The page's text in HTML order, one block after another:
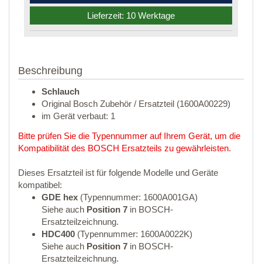
Lieferzeit: 10 Werktage
Beschreibung
Schlauch
Original Bosch Zubehör / Ersatzteil (1600A00229)
im Gerät verbaut: 1
Bitte prüfen Sie die Typennummer auf Ihrem Gerät, um die
Kompatibilität des BOSCH Ersatzteils zu gewährleisten.
Dieses Ersatzteil ist für folgende Modelle und Geräte
kompatibel:
GDE hex (Typennummer: 1600A001GA)
Siehe auch Position 7 in BOSCH-
Ersatzteilzeichnung.
HDC400 (Typennummer: 1600A0022K)
Siehe auch Position 7 in BOSCH-
Ersatzteilzeichnung.